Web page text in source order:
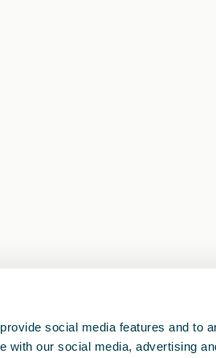
social media features and to
with our social media, advertising